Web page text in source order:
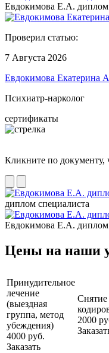
Евдокимова Е.А. диплом
Проверил статью:
7 Августа 2026
Евдокимова Екатерина
Психиатр-нарколог
сертификаты
Кликните по документу,
диплом специалиста
Евдокимова Е.А. диплом
Цены на наши
Принудительное
лечение
(выездная
группа, метод
убеждения)
4000 руб.
Заказать
Снятие
2000